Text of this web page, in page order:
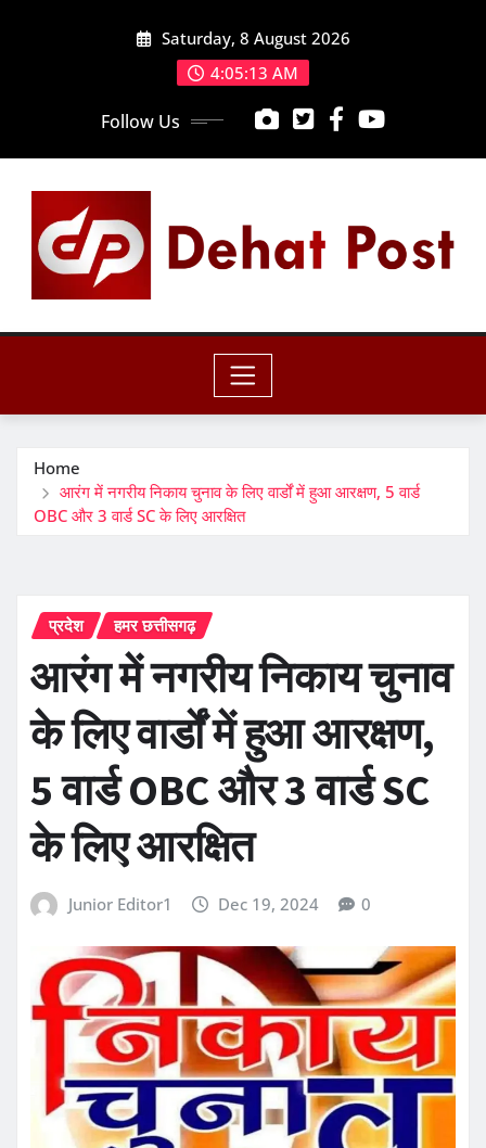
Saturday, 8 August 2026
4:05:14 AM
Follow Us
Home
आरंग में नगरीय निकाय चुनाव के लिए वार्डों में हुआ आरक्षण, 5 वार्ड
OBC और 3 वार्ड SC के लिए आरक्षित
प्रदेश हमर छत्तीसगढ़
आरंग में नगरीय निकाय चुनाव
के लिए वार्डों में हुआ आरक्षण,
5 वार्ड OBC और 3 वार्ड SC
के लिए आरक्षित
Junior Editor1 Dec 19, 2024 0